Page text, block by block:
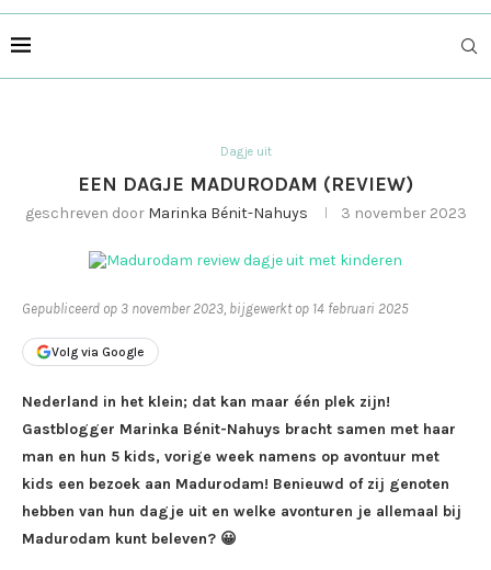
Dagje uit
EEN DAGJE MADURODAM (REVIEW)
geschreven door Marinka Bénit-Nahuys 3 november 2023
Gepubliceerd op 3 november 2023, bijgewerkt op 14 februari 2025
Volg via Google
Nederland in het klein; dat kan maar één plek zijn!
Gastblogger Marinka Bénit-Nahuys bracht samen met haar
man en hun 5 kids, vorige week namens op avontuur met
kids een bezoek aan Madurodam! Benieuwd of zij genoten
hebben van hun dagje uit en welke avonturen je allemaal bij
Madurodam kunt beleven? 😀